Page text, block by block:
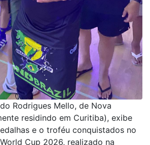
Rodrigues Mello, de Nova
residindo em Curitiba), exibe
e o troféu conquistados no
Cup 2026, realizado na